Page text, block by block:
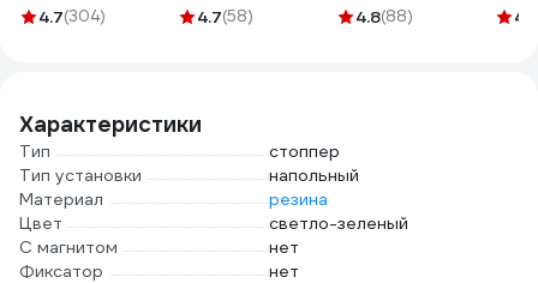
4.7(304)
GA400
4.7(58)
стержень из Cr-
4.8(88) 4.1
Характеристики
Тип
стоппер
Тип установки
напольный
Материал
резина
Цвет
светло-зеленый
С магнитом
нет
Фиксатор
нет